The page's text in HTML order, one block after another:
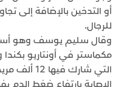
للرجال.
وقال سليم يوسف وهو
مكماستر في أونتاريو
التي